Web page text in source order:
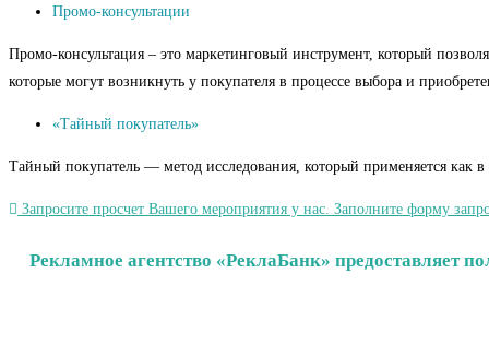
Промо-консультации
Промо-консультация – это маркетинговый инструмент, который
которые могут возникнуть у покупателя в процессе выбора и
«Тайный покупатель»
Тайный покупатель — метод исследования, который применяется как
Запросите просчет Вашего мероприятия у нас. Заполните форму
Рекламное агентство «РеклаБанк» предоставляет